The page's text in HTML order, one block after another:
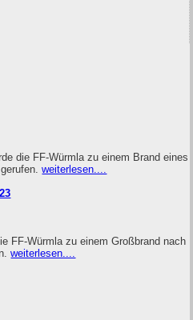
die FF-Würmla zu einem Brand eines
gerufen.weiterlesen....
FF-Würmla zu einem Großbrand nach
weiterlesen....